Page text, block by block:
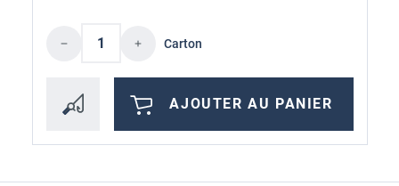
Quantité de produit : Entrez la quantité
Carton
AJOUTER AU PANIER